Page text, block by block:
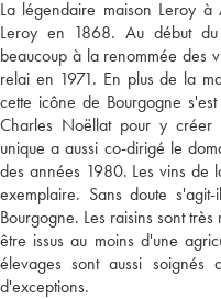
La légendaire maison Leroy à
Leroy en 1868. Au début du
beaucoup à la renommée des
relai en 1971. En plus de la
cette icône de Bourgogne
Charles Noëllat pour y créer
unique a aussi co-dirigé le
des années 1980. Les vins de
exemplaire. Sans doute
Bourgogne. Les raisins sont
être issus au moins d'une
élevages sont aussi soignés
d'exceptions.